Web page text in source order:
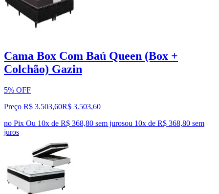
Cama Box Com Baú Queen (Box +
Colchão) Gazin
5% OFF
Preço R$ 3.503,60R$ 3.503,60
no Pix Ou 10x de R$ 368,80 sem jurosou 10x de R$ 368,80 sem
juros